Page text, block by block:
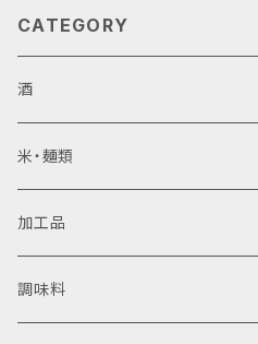
CATEGORY
酒
ビール
日本酒
焼酎
米・麺類
甲良米
ラーメン
加工品
近江牛
調味料